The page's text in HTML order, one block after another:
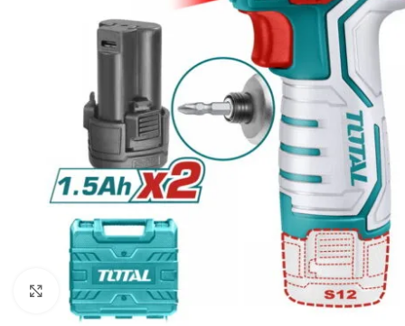
Click to enlarge